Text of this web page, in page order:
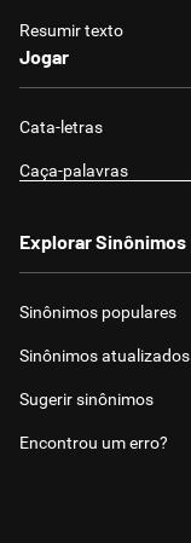
Resumir texto
Jogar
Cata-letras
Caça-palavras
Explorar Sinônimos
Sinônimos populares
Sinônimos atualizados
Sugerir sinônimos
Encontrou um erro?